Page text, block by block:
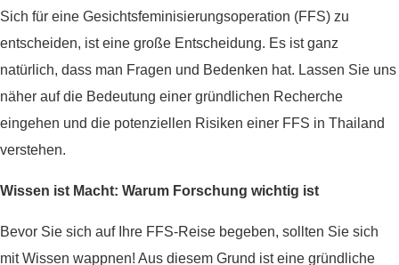
Sich für eine Gesichtsfeminisierungsoperation (FFS) zu
entscheiden, ist eine große Entscheidung. Es ist ganz
natürlich, dass man Fragen und Bedenken hat. Lassen Sie uns
näher auf die Bedeutung einer gründlichen Recherche
eingehen und die potenziellen Risiken einer FFS in Thailand
verstehen.
Wissen ist Macht: Warum Forschung wichtig ist
Bevor Sie sich auf Ihre FFS-Reise begeben, sollten Sie sich
mit Wissen wappnen! Aus diesem Grund ist eine gründliche